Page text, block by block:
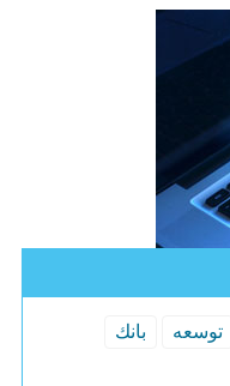
توسعه
بانك